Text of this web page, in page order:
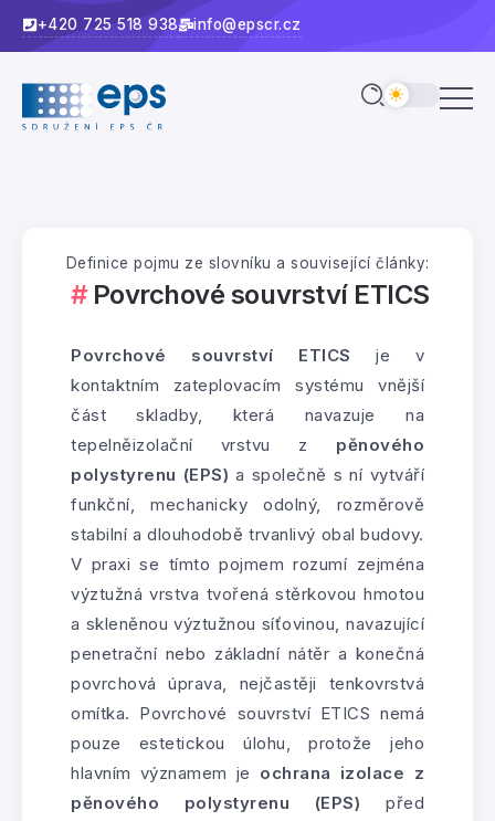
+420 725 518 938 info@epscr.cz
Definice pojmu ze slovníku a související články:
Povrchové souvrství ETICS
Povrchové souvrství ETICS je v
kontaktním zateplovacím systému vnější
část skladby, která navazuje na
tepelněizolační vrstvu z pěnového
polystyrenu (EPS) a společně s ní vytváří
funkční, mechanicky odolný, rozměrově
stabilní a dlouhodobě trvanlivý obal budovy.
V praxi se tímto pojmem rozumí zejména
výztužná vrstva tvořená stěrkovou hmotou
a skleněnou výztužnou síťovinou, navazující
penetrační nebo základní nátěr a konečná
povrchová úprava, nejčastěji tenkovrstvá
omítka. Povrchové souvrství ETICS nemá
pouze estetickou úlohu, protože jeho
hlavním významem je ochrana izolace z
pěnového polystyrenu (EPS) před